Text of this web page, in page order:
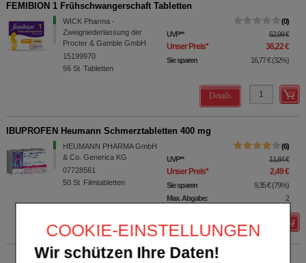
COOKIE-EINSTELLUNGEN
Wir schützen Ihre Daten!
FEMIBION 1 Frühschwangerschaft Tabletten
WICK Pharma -
Zweigniederlassung der
Procter & Gamble GmbH
15199970
56 St Tabletten
0
UVP** 52,99 €
Unser Preis* 36,22 €
Sie sparen 16,77 € (32%)
Details
IBUPROFEN Heumann Schmerztabletten 400 mg
HEUMANN PHARMA GmbH
& Co. Generica KG
07728561
50 St Filmtabletten
6
UVP** 11,84 €
Unser Preis* 2,49 €
Sie sparen 9,35 € (79%)
Max. Abgabe:
2
Details